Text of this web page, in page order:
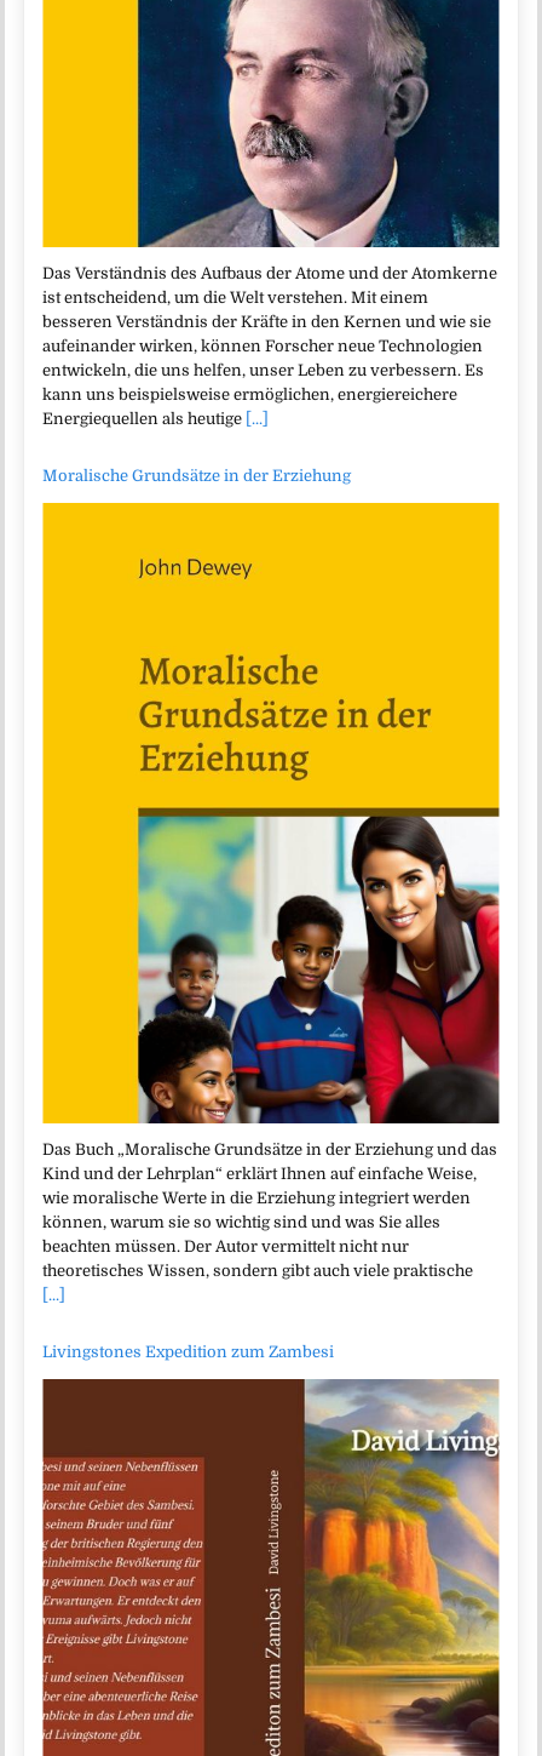
Das Verständnis des Aufbaus der Atome und der Atomkerne
ist entscheidend, um die Welt verstehen. Mit einem
besseren Verständnis der Kräfte in den Kernen und wie sie
aufeinander wirken, können Forscher neue Technologien
entwickeln, die uns helfen, unser Leben zu verbessern. Es
kann uns beispielsweise ermöglichen, energiereichere
Energiequellen als heutige [...]
Moralische Grundsätze in der Erziehung
Das Buch „Moralische Grundsätze in der Erziehung und das
Kind und der Lehrplan“ erklärt Ihnen auf einfache Weise,
wie moralische Werte in die Erziehung integriert werden
können, warum sie so wichtig sind und was Sie alles
beachten müssen. Der Autor vermittelt nicht nur
theoretisches Wissen, sondern gibt auch viele praktische
[...]
Livingstones Expedition zum Zambesi